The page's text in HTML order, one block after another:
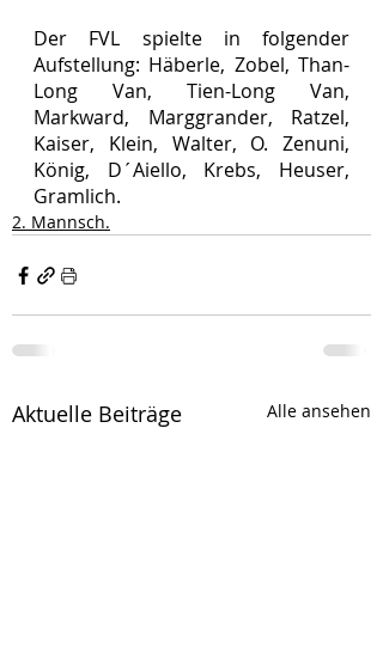
Der FVL spielte in folgender
Aufstellung: Häberle, Zobel, Than-
Long Van, Tien-Long Van,
Markward, Marggrander, Ratzel,
Kaiser, Klein, Walter, O. Zenuni,
König, D´Aiello, Krebs, Heuser,
Gramlich.
2. Mannsch.
Aktuelle Beiträge Alle ansehen